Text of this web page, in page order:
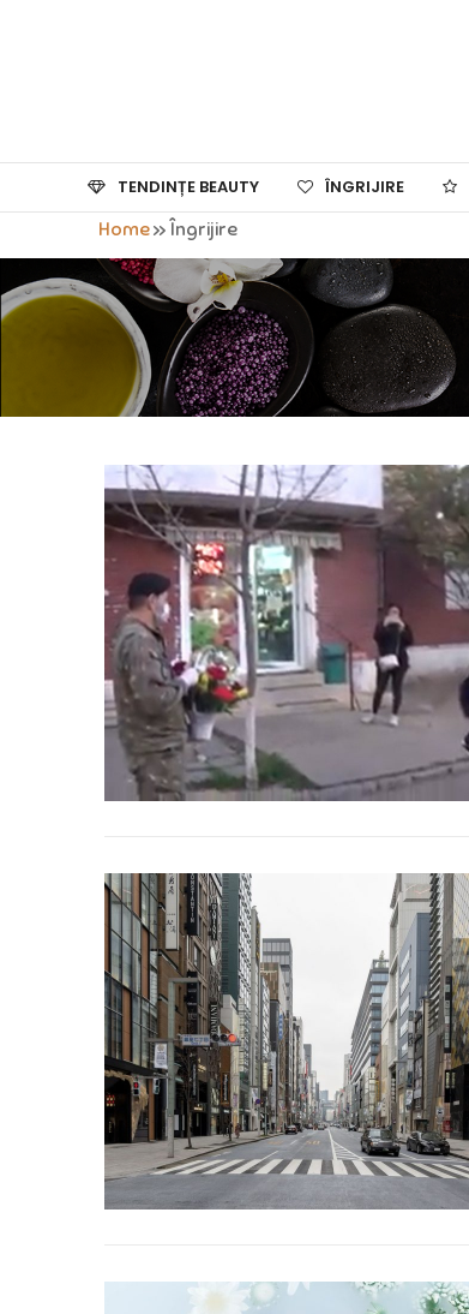
TENDINȚE BEAUTY ÎNGRIJIRE
Home»Îngrijire